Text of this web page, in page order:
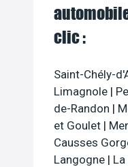
clic :
Saint-Chély-
Limagnole |
de-Randon |
et Goulet |
Causses
Langogne |